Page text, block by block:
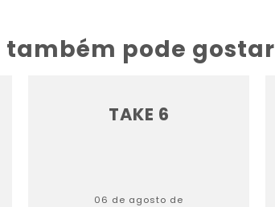
também pode gostar
TAKE 6
06 de agosto de